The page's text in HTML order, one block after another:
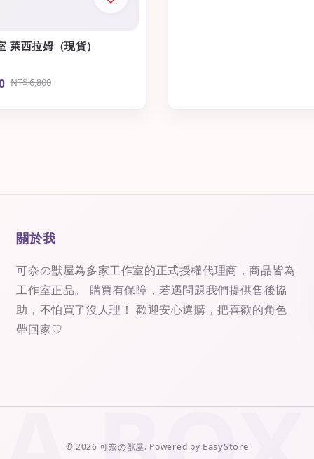
萊西拉姆（現貨）
Regular
NT$ 6,800
關於我
可奈の獣屋為多家工作室的正式授權代理商，商品皆為
工作室正品。 購買有保障，若遇問題我們提供售後協
助，不怕買了沒人理！ 歡迎安心選購，把喜歡的角色
帶回家♡
© 2026 可奈の獣屋. Powered by EasyStore